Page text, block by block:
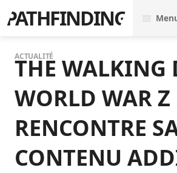
PATHFINDING
ACTUALITÉ
THE WALKING
WORLD WAR Z
RENCONTRE
CONTENU